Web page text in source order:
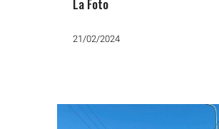
La Foto
21/02/2024